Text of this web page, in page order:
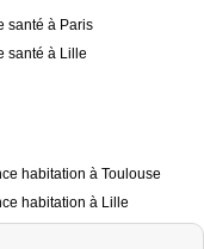
santé à Paris
santé à Lille
habitation à Toulouse
habitation à Lille